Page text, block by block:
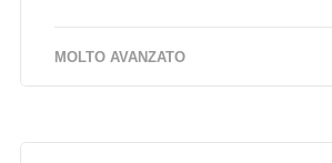
MOLTO AVANZATO